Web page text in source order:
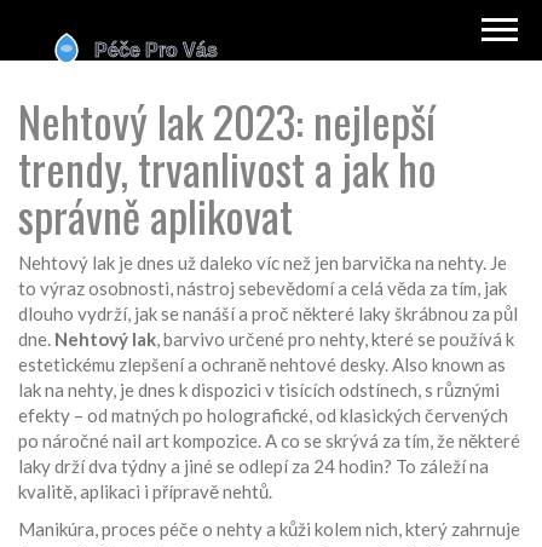
Nehtový lak 2023: nejlepší
trendy, trvanlivost a jak ho
správně aplikovat
Nehtový lak je dnes už daleko víc než jen barvička na nehty. Je
to výraz osobnosti, nástroj sebevědomí a celá věda za tím, jak
dlouho vydrží, jak se nanáší a proč některé laky škrábnou za půl
dne. Nehtový lak,barvivo určené pro nehty, které se používá k
estetickému zlepšení a ochraně nehtové desky. Also known as
lak na nehty, je dnes k dispozici v tisících odstínech, s různými
efekty – od matných po holografické, od klasických červených
po náročné nail art kompozice.A co se skrývá za tím, že některé
laky drží dva týdny a jiné se odlepí za 24 hodin? To záleží na
kvalitě, aplikaci i přípravě nehtů.
Manikúra,proces péče o nehty a kůži kolem nich, který zahrnuje